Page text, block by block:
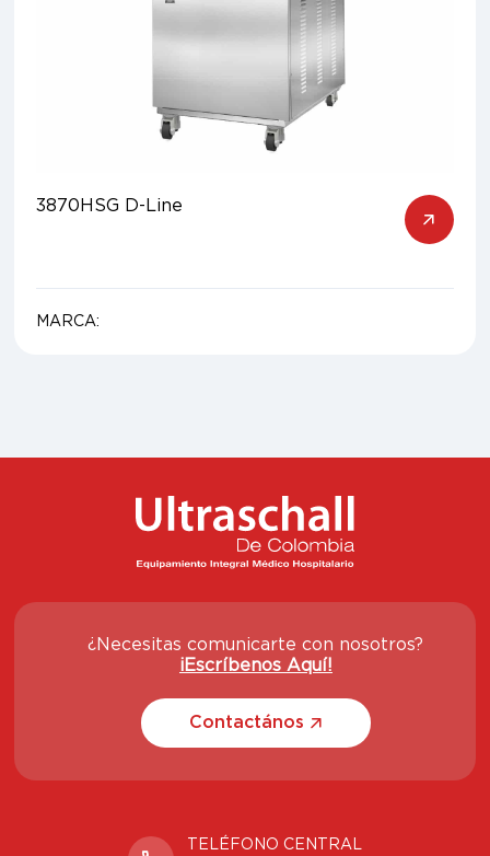
3870HSG D-Line
MARCA:
¿Necesitas comunicarte con nosotros?
¡Escríbenos Aquí!
Contactános
TELÉFONO CENTRAL